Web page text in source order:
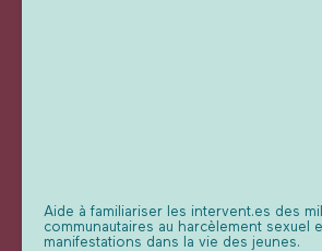
Aide à familiariser les intervent.es des
communautaires au harcèlement sexuel
manifestations dans la vie des jeunes.